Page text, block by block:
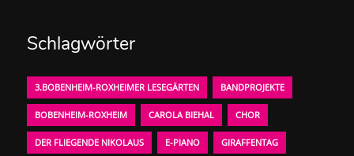
Schlagwörter
3.BOBENHEIM-ROXHEIMER LESEGÄRTEN BANDPROJEKTE
BOBENHEIM-ROXHEIM CAROLA BIEHAL CHOR
DER FLIEGENDE NIKOLAUS E-PIANO GIRAFFENTAG